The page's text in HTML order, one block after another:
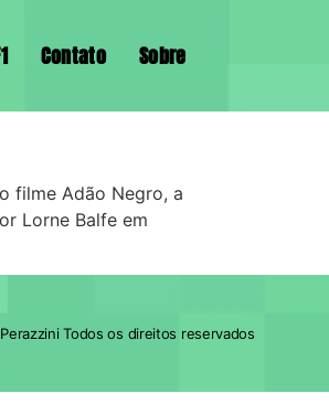
Contato Sobre
filme Adão Negro, a
Lorne Balfe em
Todos os direitos reservados